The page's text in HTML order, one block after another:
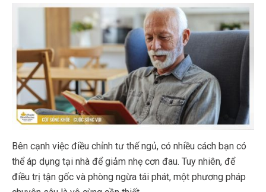
Bên cạnh việc điều chỉnh tư thế ngủ, có nhiều cách bạn có
thể áp dụng tại nhà để giảm nhẹ cơn đau. Tuy nhiên, để
điều trị tận gốc và phòng ngừa tái phát, một phương pháp